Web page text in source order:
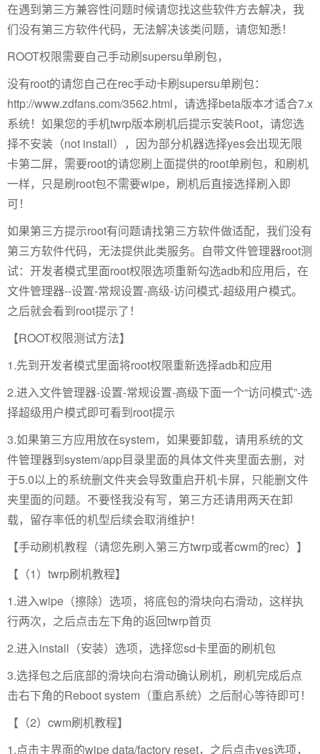
在遇到第三方兼容性问题时候请您找这些软件方去解决，我
们没有第三方软件代码，无法解决该类问题，请您知悉！
ROOT权限需要自己手动刷supersu单刷包，
没有root的请您自己在rec手动卡刷supersu单刷包：
http://www.zdfans.com/3562.html，请选择beta版本才适合7.x
系统！如果您的手机twrp版本刷机后提示安装Root，请您选
择不安装（not install），因为部分机器选择yes会出现无限
卡第二屏，需要root的请您刷上面提供的root单刷包，和刷机
一样，只是刷root包不需要wipe，刷机后直接选择刷入即
可！
如果第三方提示root有问题请找第三方软件做适配，我们没有
第三方软件代码，无法提供此类服务。自带文件管理器root测
试：开发者模式里面root权限选项重新勾选adb和应用后，在
文件管理器--设置-常规设置-高级-访问模式-超级用户模式。
之后就会看到root提示了！
【ROOT权限测试方法】
1.先到开发者模式里面将root权限重新选择adb和应用
2.进入文件管理器-设置-常规设置-高级下面一个“访问模式”-选
择超级用户模式即可看到root提示
3.如果第三方应用放在system，如果要卸载，请用系统的文
件管理器到system/app目录里面的具体文件夹里面去删，对
于5.0以上的系统删文件夹会导致重启开机卡屏，只能删文件
夹里面的问题。不要怪我没有写，第三方还请用两天在卸
载，留存率低的机型后续会取消维护！
【手动刷机教程（请您先刷入第三方twrp或者cwm的rec）】
【（1）twrp刷机教程】
1.进入wipe（擦除）选项，将底包的滑块向右滑动，这样执
行两次，之后点击左下角的返回twrp首页
2.进入install（安装）选项，选择您sd卡里面的刷机包
3.选择包之后底部的滑块向右滑动确认刷机，刷机完成后点
击右下角的Reboot system（重启系统）之后耐心等待即可！
【（2）cwm刷机教程】
1.点击主界面的wipe data/factory reset，之后点击yes选项，